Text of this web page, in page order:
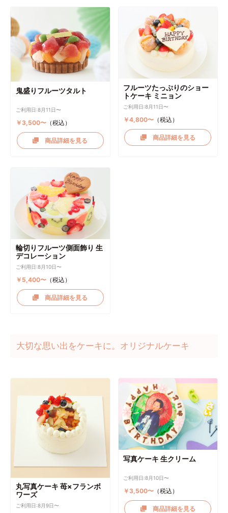
鬼盛りフルーツタルト
ご利用日:8月11日〜
￥3,500〜（税込）
商品詳細を見る
フルーツたっぷりのショー
トケーキ ミニョン
ご利用日:8月11日〜
￥4,800〜 （税込）
商品詳細を見る
輪切りフルーツ側面飾り 生
デコレーション
ご利用日:8月10日〜
￥5,400〜（税込）
商品詳細を見る
大切な思い出をケーキに。オリジナルケーキ
丸写真ケーキ 苺×フランボ
ワーズ
ご利用日:8月9日〜
写真ケーキ 生クリーム
ご利用日:8月10日〜
￥3,500〜 （税込）
商品詳細を見る